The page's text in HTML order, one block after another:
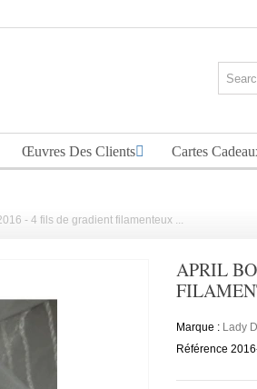
Œuvres Des Clients Cartes
- 4 fils de gradient filamenteux ...
APRIL
Marque : Lady
Référence